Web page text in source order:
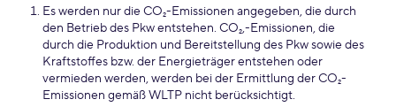
Es werden nur die CO₂-Emissionen angegeben, die durch
den Betrieb des Pkw entstehen. CO₂,-Emissionen, die
durch die Produktion und Bereitstellung des Pkw sowie des
Kraftstoffes bzw. der Energieträger entstehen oder
vermieden werden, werden bei der Ermittlung der CO₂-
Emissionen gemäß WLTP nicht berücksichtigt.